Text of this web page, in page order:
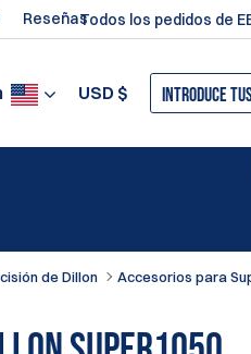
ReseñasTodos los pedidos de
USD $
de Dillon Accesorios para